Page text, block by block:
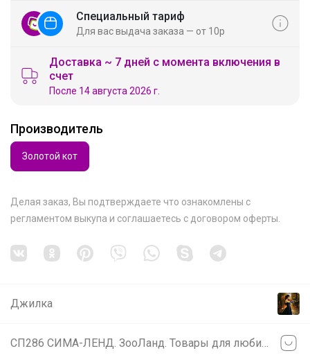
Специальный тариф
Для вас выдача заказа — от 10р
Доставка ~ 7 дней с момента включения в
счет
После 14 августа 2026 г.
Производитель
Золотой кот
Делая заказ, Вы подтверждаете что ознакомлены с
регламентом выкупа и соглашаетесь с договором оферты
Джилка